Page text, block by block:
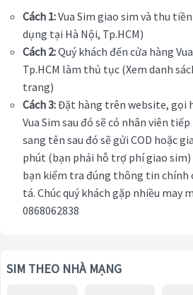
Cách 1:Vua Sim giao sim và thu
dụng tại Hà Nội, Tp.HCM)
Cách 2:Quý khách đến cửa hàng
Tp.HCM làm thủ tục (Xem danh
trang)
Cách 3:Đặt hàng trên website, gọi
Vua Sim sau đó sẽ có nhân viên
sang tên sau đó sẽ gửi COD hoặc
phút (bạn phải hỗ trợ phí giao
bạn kiểm tra đúng thông tin chính
tá. Chúc quý khách gặp nhiều may
0868062838
SIM THEO NHÀ MẠNG